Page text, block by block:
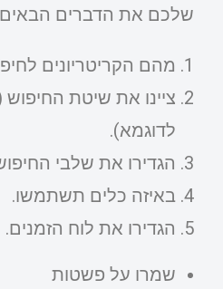
שלכם את הדברים
מהם הקריטריונים
ציינו את שיטת
לדוגמא).
הגדירו את שלבי
באיזה כלים תשתמשו.
הגדירו את לוח הזמנים.
שמרו על פשטות